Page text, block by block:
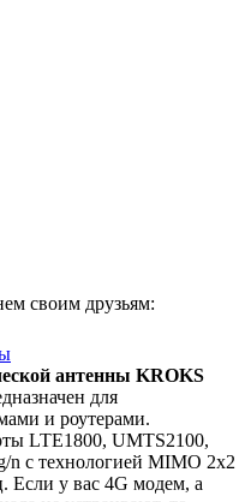
своим друзьям:
антенны KROKS
для
и роутерами.
LTE1800, UMTS2100,
с технологией MIMO 2х2
Если у вас 4G модем, а